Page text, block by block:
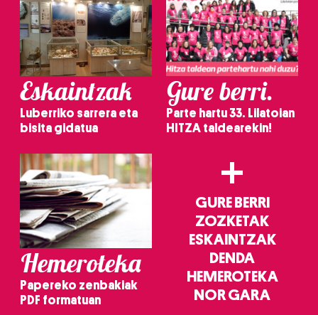
Eskaintzak
Luberriko sarrera eta
bisita gidatua
Gure berri.
Parte hartu 33. Lilatoian
HITZA taldearekin!
Hemeroteka
Papereko zenbakiak
PDF formatuan
+
GURE BERRI
ZOZKETAK
ESKAINTZAK
DENDA
HEMEROTEKA
NOR GARA